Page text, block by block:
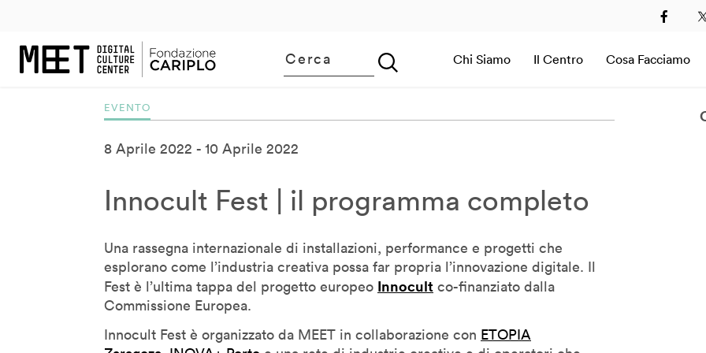
Chi Siamo Il Centro Cosa Facciamo
Claudio Tessone
Corey Timpson
Cristiano Ceccato
Cristina Giotto Boggia
Daan Roosegaarde
Daito Manabe
2019
EVENTO
8 Aprile 2022 10 Aprile 2022
Innocult Fest | il programma completo
Una rassegna internazionale di installazioni, performance e progetti che
esplorano come l’industria creativa possa far propria l’innovazione digitale. Il
Fest è l’ultima tappa del progetto europeo Innocult co-finanziato dalla
Commissione Europea.
Innocult Fest è organizzato da MEET in collaborazione con ETOPIA